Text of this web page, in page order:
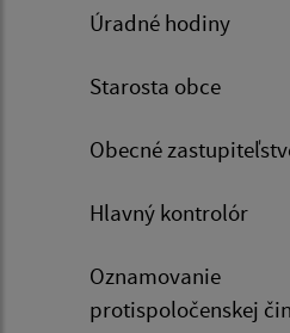
Úradné hodiny
Starosta obce
Obecné
Hlavný kontrolór
Oznamovanie
protispoločenskej